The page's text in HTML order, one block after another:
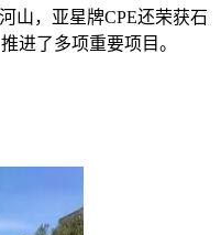
山，亚星牌CPE还荣获石
进了多项重要项目。